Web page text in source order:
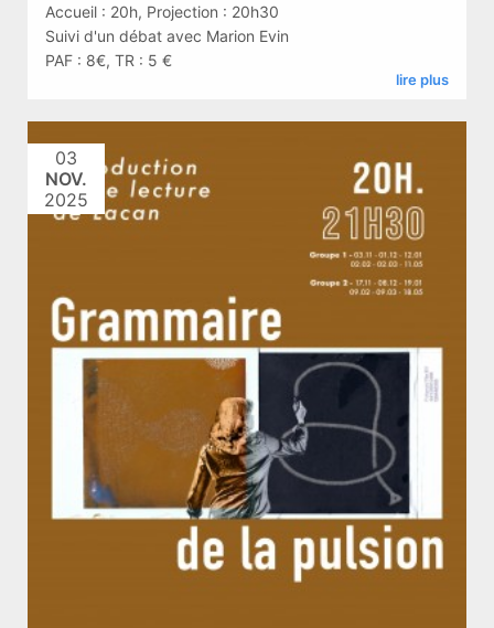
Accueil : 20h, Projection : 20h30
Suivi d'un débat avec Marion Evin
PAF : 8€, TR : 5 €
lire plus
03
NOV.
2025